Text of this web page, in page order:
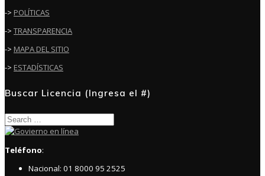
-> POLÍTICAS
-> TRANSPARENCIA
-> MAPA DEL SITIO
-> ESTADÍSTICAS
Buscar Licencia (Ingresa el #)
Search
for:
Teléfono:
Nacional: 01 8000 95 2525